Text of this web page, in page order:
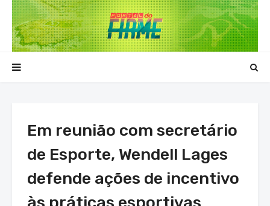
Em reunião com secretário
de Esporte, Wendell Lages
defende ações de incentivo